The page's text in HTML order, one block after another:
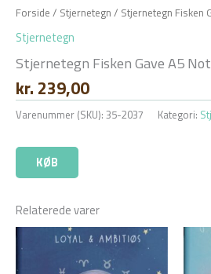
Forside / Stjernetegn / Stjernetegn Fisken
Stjernetegn
Stjernetegn Fisken Gave A5
kr. 239,00
Varenummer (SKU): 35-2037 Kategori:
KØB
Relaterede varer